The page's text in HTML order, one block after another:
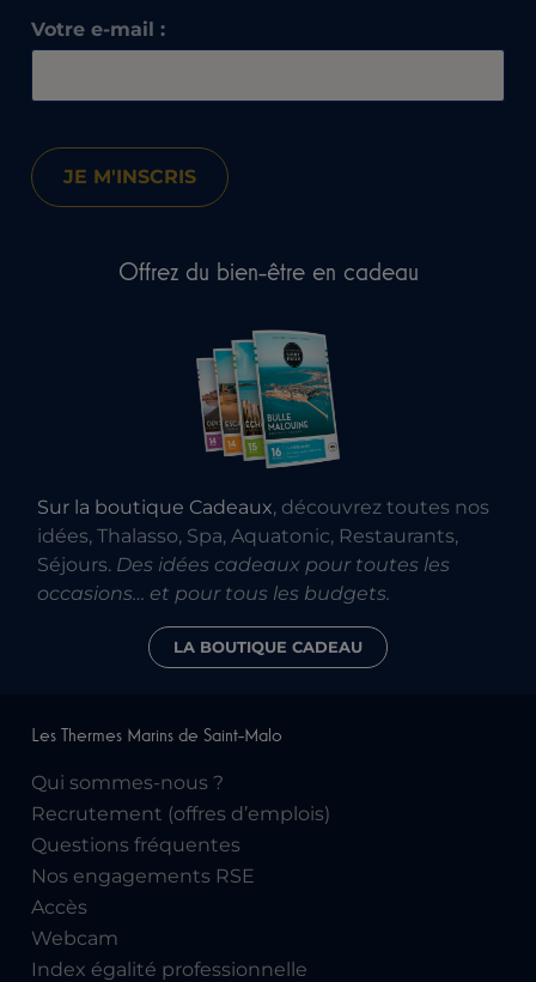
Offrez du bien-être en cadeau
Sur la boutique Cadeaux, découvrez toutes nos
idées, Thalasso, Spa, Aquatonic, Restaurants,
Séjours. Des idées cadeaux pour toutes les
occasions… et pour tous les budgets.
LA BOUTIQUE CADEAU
Votre e-mail :
Les Thermes Marins de Saint-Malo
Qui sommes-nous ?
Recrutement (offres d’emplois)
Questions fréquentes
Nos engagements RSE
Accès
Webcam
Index égalité professionnelle